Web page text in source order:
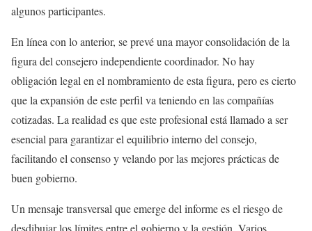
algunos participantes.
En línea con lo anterior, se prevé una mayor consolidación de la
figura del consejero independiente coordinador. No hay
obligación legal en el nombramiento de esta figura, pero es cierto
que la expansión de este perfil va teniendo en las compañías
cotizadas. La realidad es que este profesional está llamado a ser
esencial para garantizar el equilibrio interno del consejo,
facilitando el consenso y velando por las mejores prácticas de
buen gobierno.
Un mensaje transversal que emerge del informe es el riesgo de
desdibujar los límites entre el gobierno y la gestión. Varios